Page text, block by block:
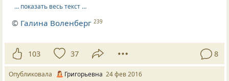
… показать весь текст …
© Галина Воленберг 239
103 37 8
Опубликовала Григорьевна 24 фев 2016